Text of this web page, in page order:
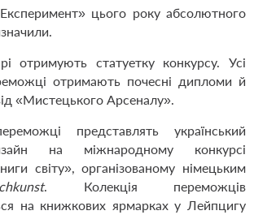
цього року абсолютного
отримують статуетку конкурсу. Усі
отримають почесні дипломи й
«Мистецького Арсеналу».
представлять український
на міжнародному конкурсі
світу», організованому німецьким
. Колекція переможців
на книжкових ярмарках у Лейпцигу